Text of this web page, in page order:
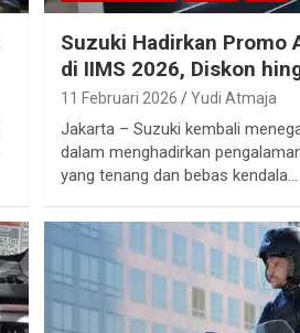
Suzuki Hadirkan Promo
di IIMS 2026, Diskon
11 Februari 2026 Yudi Atmaja
Jakarta – Suzuki kembali
dalam menghadirkan
yang tenang dan bebas kendala…